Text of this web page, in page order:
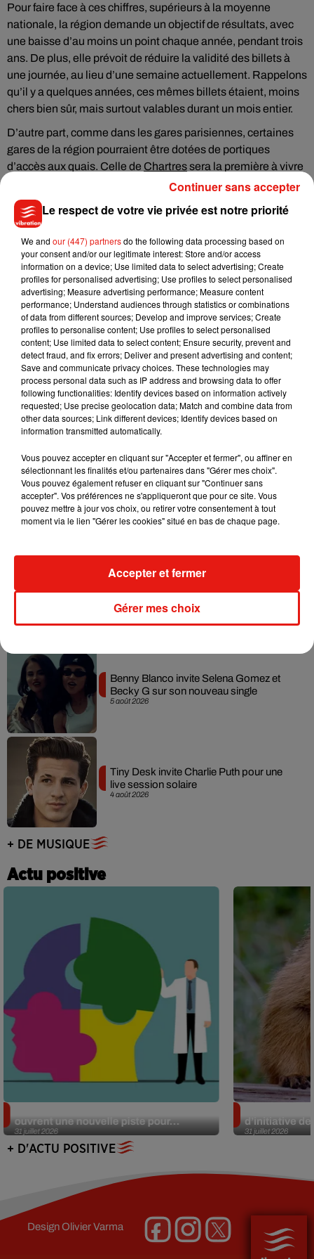
Pour faire face à ces chiffres, supérieurs à la moyenne
nationale, la région demande un objectif de résultats, avec
une baisse d’au moins un point chaque année, pendant trois
ans. De plus, elle prévoit de réduire la validité des billets à
une journée, au lieu d’une semaine actuellement. Rappelons
qu’il y a quelques années, ces mêmes billets étaient, moins
chers bien sûr, mais surtout valables durant un mois entier.
D’autre part, comme dans les gares parisiennes, certaines
gares de la région pourraient être dotées de portiques
d’accès aux quais. Celle de Chartressera la première à vivre
Musique
7 août 2026
Julien Lieb s’essaye à la vie de chatelain
dans son nouveau clip
7 août 2026
Madonna sort enfin le remix de « Love
Sensation » avec Kylie Minogue
7 août 2026
Tayc et Didi B dévoilent le single le plus
dansant de l’année
7 août 2026
5 août 2026
Benny Blanco invite Selena Gomez et
Becky G sur son nouveau single
4 août 2026
Tiny Desk invite Charlie Puth pour une
live session solaire
+ DE MUSIQUE
Actu positive
31 juillet 2026
ouvrent une nouvelle piste pour...
31 juillet 2026
d’initiative
+ D'ACTU POSITIVE
DesignOlivier Varma
Le respect de votre vie privée est notre priorité
We and our (447) partnersdo the following data processing based on
your consent and/or our legitimate interest: Store and/or access
information on a device; Use limited data to select advertising; Create
profiles for personalised advertising; Use profiles to select personalised
advertising; Measure advertising performance; Measure content
performance; Understand audiences through statistics or combinations
of data from different sources; Develop and improve services; Create
profiles to personalise content; Use profiles to select personalised
content; Use limited data to select content; Ensure security, prevent and
detect fraud, and fix errors; Deliver and present advertising and content;
Save and communicate privacy choices. These technologies may
process personal data such as IP address and browsing data to offer
following functionalities: Identify devices based on information actively
requested; Use precise geolocation data; Match and combine data from
other data sources; Link different devices; Identify devices based on
information transmitted automatically.
Vous pouvez accepter en cliquant sur "Accepter et fermer", ou affiner en
sélectionnant les finalités et/ou partenaires dans "Gérer mes choix".
Vous pouvez également refuser en cliquant sur "Continuer sans
accepter". Vos préférences ne s'appliqueront que pour ce site. Vous
pouvez mettre à jour vos choix, ou retirer votre consentement à tout
moment via le lien "Gérer les cookies" situé en bas de chaque page.
Gérer mes choix
Accepter et fermer
Continuer sans accepter